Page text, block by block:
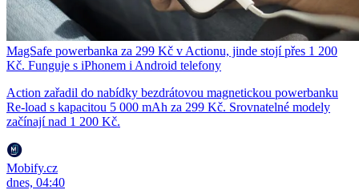
MagSafe powerbanka za 299 Kč v Actionu, jinde stojí přes 1 200
Kč. Funguje s iPhonem i Android telefony
Action zařadil do nabídky bezdrátovou magnetickou powerbanku
Re-load s kapacitou 5 000 mAh za 299 Kč. Srovnatelné modely
začínají nad 1 200 Kč.
Mobify.cz
dnes, 04:40